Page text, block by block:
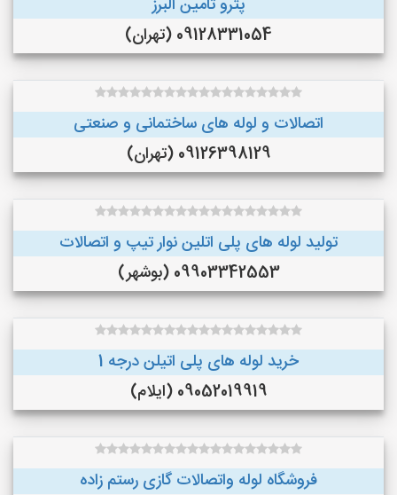
پترو تامین البرز
09128331054 (تهران)
اتصالات و لوله های ساختمانی و صنعتی
09126398129 (تهران)
تولید لوله های پلی اتلین نوار تیپ و اتصالات
09903342553 (بوشهر)
خرید لوله های پلی اتیلن درجه 1
09052019919 (ایلام)
فروشگاه لوله واتصالات گازی رستم زاده